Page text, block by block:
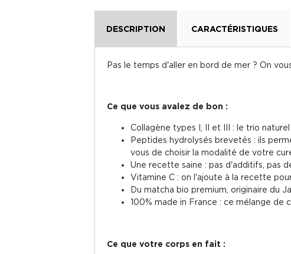
DESCRIPTION CARACTÉRISTIQUES
Pas le temps d'aller en bord de mer ? On
Ce que vous avalez de bon :
Collagène types I, II et III : le trio
Peptides hydrolysés brevetés : ils
vous de choisir la modalité de votre
Une recette saine : pas d'additifs, pas
Vitamine C : on l'ajoute à la recette
Du matcha bio premium, originaire du
100% made in France : ce mélange de
Ce que votre corps en fait :